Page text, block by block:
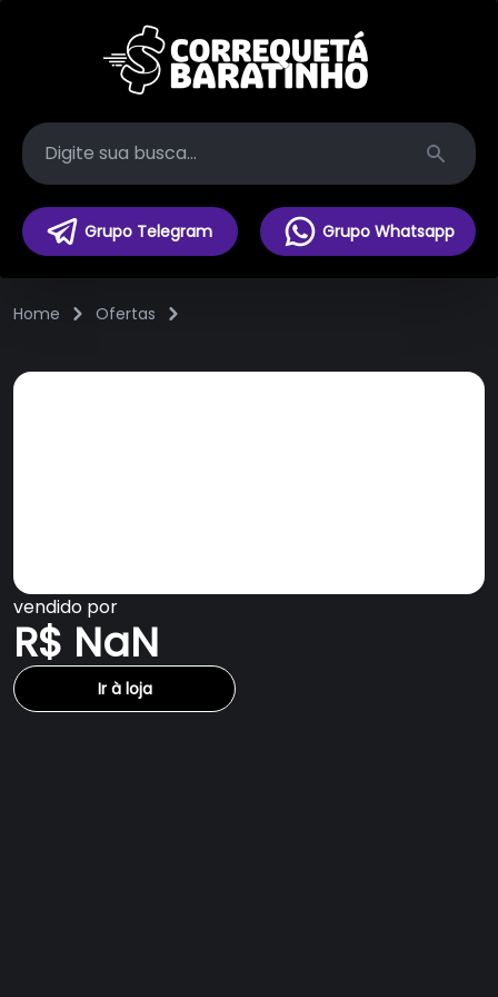
Search
Grupo Telegram Grupo Whatsapp
Home Ofertas
vendido por
R$ NaN
Ir à loja